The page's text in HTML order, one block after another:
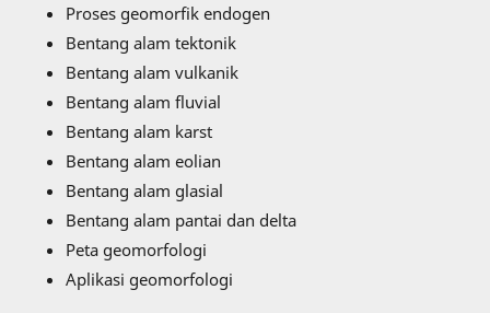
Proses geomorfik endogen
Bentang alam tektonik
Bentang alam vulkanik
Bentang alam fluvial
Bentang alam karst
Bentang alam eolian
Bentang alam glasial
Bentang alam pantai dan delta
Peta geomorfologi
Aplikasi geomorfologi